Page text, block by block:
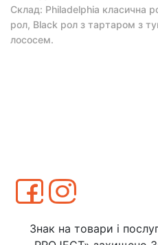
Склад: Philadelphia класична
рол, Black рол з тартаром з
лососем.
Знак на товари і